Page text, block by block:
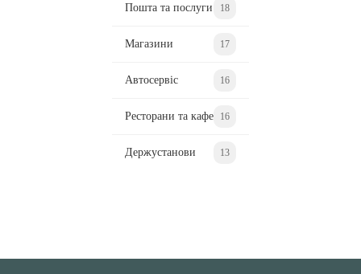
Пошта та послуги 18
Магазини 17
Автосервіс 16
Ресторани та кафе 16
Держустанови 13